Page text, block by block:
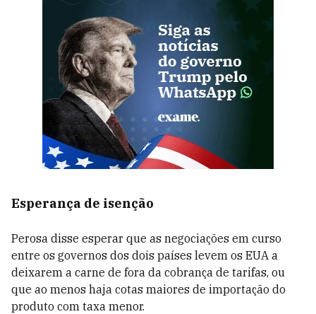
Esperança de isenção
Perosa disse esperar que as negociações em curso
entre os governos dos dois países levem os EUA a
deixarem a carne de fora da cobrança de tarifas, ou
que ao menos haja cotas maiores de importação do
produto com taxa menor.